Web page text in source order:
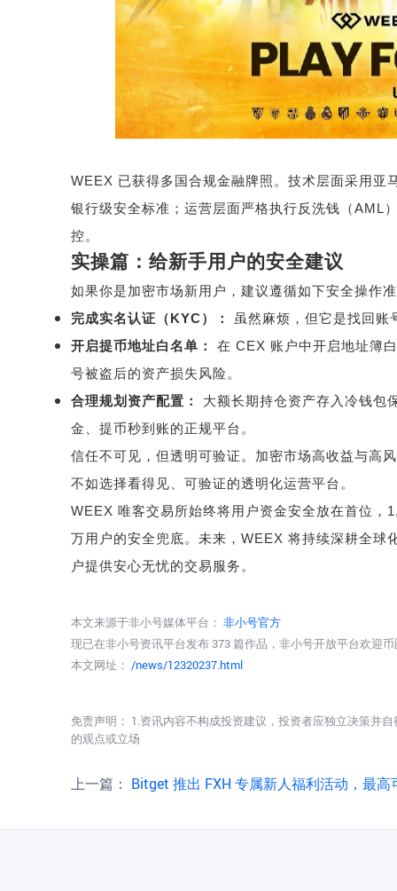
WEEX 已获得多国合规金融牌照。技术层面采用亚
银行级安全标准；运营层面严格执行反洗钱（AML
控。
实操篇：给新手用户的安全建议
如果你是加密市场新用户，建议遵循如下安全操作
完成实名认证（KYC）：
虽然麻烦，但它是找回账
开启提币地址白名单：
在 CEX 账户中开启地址簿
号被盗后的资产损失风险。
合理规划资产配置：
大额长期持仓资产存入冷钱包
金、提币秒到账的正规平台。
信任不可见，但透明可验证。加密市场高收益与高
不如选择看得见、可验证的透明化运营平台。
WEEX 唯客交易所始终将用户资金安全放在首位，
万用户的安全兜底。未来， WEEX 将持续深耕全球
户提供安心无忧的交易服务。
本文来源于非小号媒体平台： 非小号官方
现已在非小号资讯平台发布 373 篇作品，非小号开放平台欢迎
本文网址： /news/12320237.html
免责声明： 1.资讯内容不构成投资建议，投资者应独立决策并
的观点或立场
上一篇： Bitget 推出 FXH 专属新人福利活动，最高可领取 125 USDT 空投